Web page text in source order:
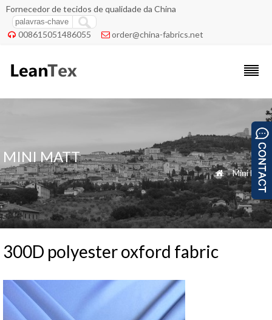
Fornecedor de tecidos de qualidade da China
 008615051486055  order@china-fabrics.net
MINI MATT
 »Mini Matt
300D polyester oxford fabric